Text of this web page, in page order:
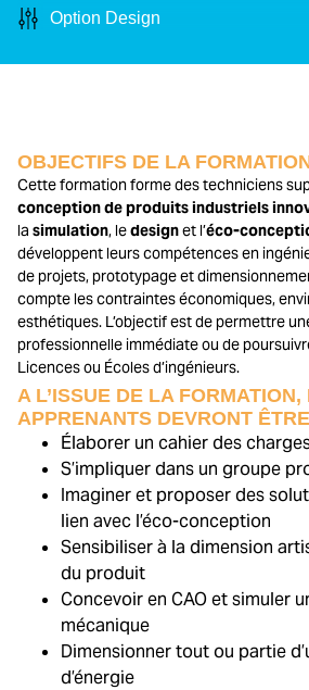
Option Design
OBJECTIFS DE LA
Cette formation forme des techniciens
conception de produits industriels
la simulation, ledesignet l’éco-
développent leurs compétences en
de projets, prototypage et
compte les contraintes économiques,
esthétiques. L’objectif est de permettre
professionnelle immédiate ou de
Licences ou Écoles d’ingénieurs.
A L’ISSUE DE LA FORMATION,
APPRENANTS DEVRONT
Élaborer un cahier des
S’impliquer dans un groupe
Imaginer et proposer des
lien avec l’éco-conception
Sensibiliser à la dimension
du produit
Concevoir en CAO et simuler
mécanique
Dimensionner tout ou partie
d’énergie